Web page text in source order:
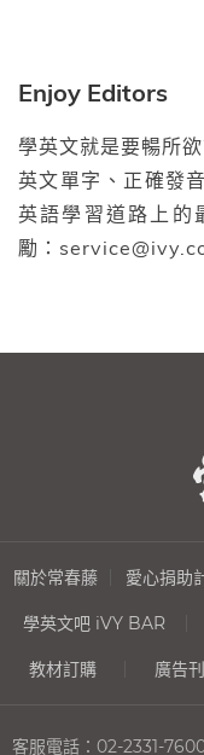
Enjoy Editors
學英文就是要暢所
英文單字、正確發
英語學習道路上的
勵：
關於常春藤 愛心捐助
學英文吧 iVY BAR
教材訂購 廣告
客服電話： 02-2331-